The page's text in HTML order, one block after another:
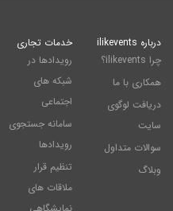
درباره ilikevents
چرا ilikevents؟
همکاری با ما
دریافت لوگوی
سایت
سوالات متداول
وبلاگ
خدمات تجاری
رویدادها در
شبکه های
اجتماعی
سامانه جستجوی
رویدادها
تنظیم قرار
ملاقات های